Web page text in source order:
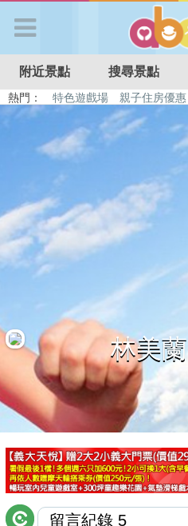
APP登入
首 頁
搜尋景點
好康優惠
最新留言
商家合作
推薦景點
討論區
附近景點 搜尋景點
熱門： 特色遊戲場 親子住房優惠
溜滑梯民宿
觀光工廠
林美蘭